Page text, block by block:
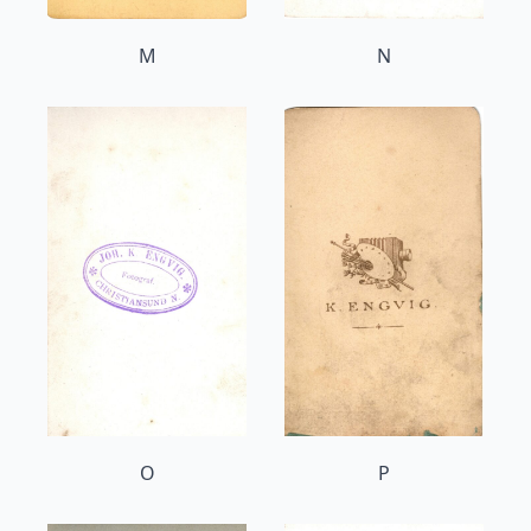
M N
O P